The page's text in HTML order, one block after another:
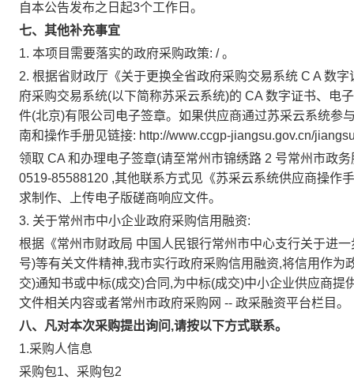
自本公告发布之日起3个工作日。
七、其他补充事宜
1. 本项目需要落实的政府采购政策: /。
2. 根据省财政厅《关于更换全省政府采购交易系统 C A 数字
府采购交易系统(以下简称苏采云系统)的 CA 数字证书、电
件(北京)有限公司电子签章。如果供应商通过苏采云系统参
南和操作手册见链接: http://www.ccgp-jiangsu.gov.cn/
领取 CA 和办理电子签章(请至常州市锦绣路 2 号常州市政
0519-85588120 ,其他联系方式见《苏采云系统供应商操作
求制作、上传电子版磋商响应文件。
3. 关于常州市中小企业政府采购信用融资:
根据《常州市财政局 中国人民银行常州市中心支行关于进
号)等有关文件精神,我市实行政府采购信用融资,将信用作
交)通知书或中标(成交)合同,为中标(成交)中小企业供应商
文件相关内容或者常州市政府采购网 -- 政采融资平台栏目。
八、凡对本次采购提出询问,请按以下方式联系。
1.采购人信息
采购包1、采购包2